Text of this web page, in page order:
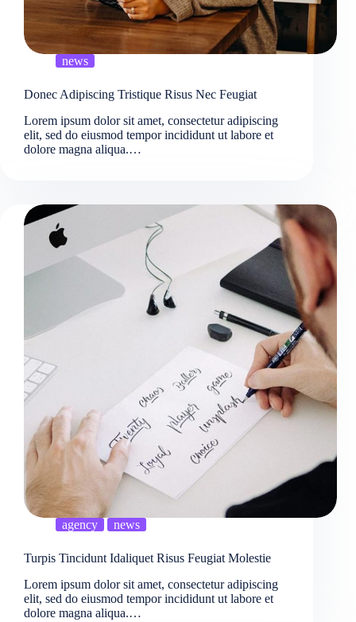
news
Donec Adipiscing Tristique Risus Nec Feugiat
Lorem ipsum dolor sit amet, consectetur adipiscing
elit, sed do eiusmod tempor incididunt ut labore et
dolore magna aliqua.…
agency news
Turpis Tincidunt Idaliquet Risus Feugiat Molestie
Lorem ipsum dolor sit amet, consectetur adipiscing
elit, sed do eiusmod tempor incididunt ut labore et
dolore magna aliqua.…